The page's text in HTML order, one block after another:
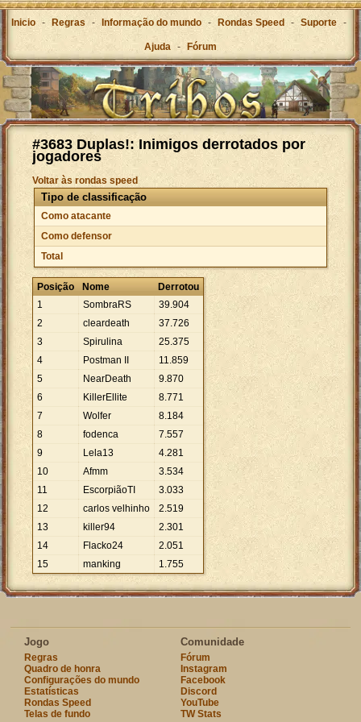
Inicio - Regras - Informação do mundo - Rondas Speed - Suporte -
Ajuda - Fórum
#3683 Duplas!: Inimigos derrotados por
jogadores
Voltar às rondas speed
Tipo de classificação
Como atacante
Como defensor
Total
Posição Nome
Derrotou
1
SombraRS 39.904
2
cleardeath 37.726
3
Spirulina 25.375
4
Postman II 11.859
5
NearDeath 9.870
6
KillerEllite 8.771
7
Wolfer 8.184
8
fodenca 7.557
9
Lela13 4.281
10
Afmm 3.534
11
EscorpiãoTI 3.033
12
carlos velhinho 2.519
13
killer94 2.301
14
Flacko24 2.051
15
manking 1.755
Jogo
Regras
Quadro de honra
Configurações do mundo
Estatísticas
Rondas Speed
Telas de fundo
Comunidade
Fórum
Instagram
Facebook
Discord
YouTube
TW Stats